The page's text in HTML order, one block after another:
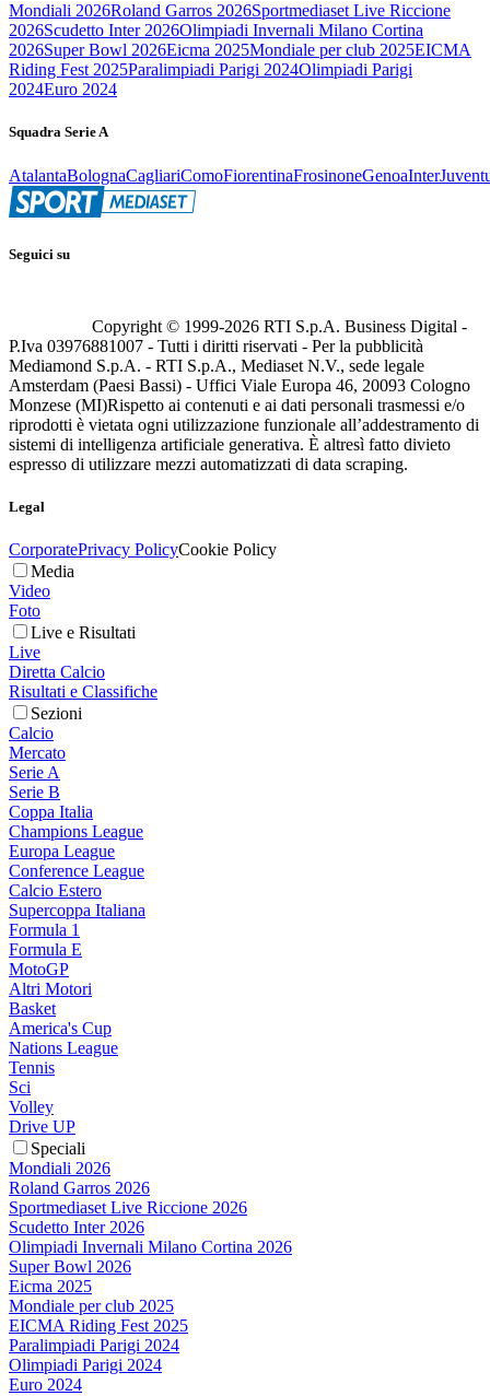
Mondiali 2026Roland Garros 2026Sportmediaset Live Riccione
2026Scudetto Inter 2026Olimpiadi Invernali Milano Cortina
2026Super Bowl 2026Eicma 2025Mondiale per club 2025EICMA
Riding Fest 2025Paralimpiadi Parigi 2024Olimpiadi Parigi
2024Euro 2024
Squadra Serie A
AtalantaBolognaCagliariComoFiorentinaFrosinoneGenoaInter
Seguici su
Copyright © 1999-2026 RTI S.p.A. Business Digital -
P.Iva 03976881007 - Tutti i diritti riservati - Per la pubblicità
Mediamond S.p.A. - RTI S.p.A., Mediaset N.V., sede legale
Amsterdam (Paesi Bassi) - Uffici Viale Europa 46, 20093 Cologno
Monzese (MI)Rispetto ai contenuti e ai dati personali trasmessi e/o
riprodotti è vietata ogni utilizzazione funzionale all’addestramento di
sistemi di intelligenza artificiale generativa. È altresì fatto divieto
espresso di utilizzare mezzi automatizzati di data scraping.
Legal
CorporatePrivacy PolicyCookie Policy
Media
Video
Foto
Live e Risultati
Live
Diretta Calcio
Risultati e Classifiche
Sezioni
Calcio
Mercato
Serie A
Serie B
Coppa Italia
Champions League
Europa League
Conference League
Calcio Estero
Supercoppa Italiana
Formula 1
Formula E
MotoGP
Altri Motori
Basket
America's Cup
Nations League
Tennis
Sci
Volley
Drive UP
Speciali
Mondiali 2026
Roland Garros 2026
Sportmediaset Live Riccione 2026
Scudetto Inter 2026
Olimpiadi Invernali Milano Cortina 2026
Super Bowl 2026
Eicma 2025
Mondiale per club 2025
EICMA Riding Fest 2025
Paralimpiadi Parigi 2024
Olimpiadi Parigi 2024
Euro 2024